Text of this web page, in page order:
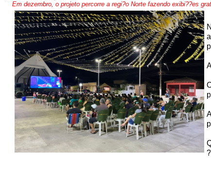
Em dezembro, o projeto percorre a regi?o Norte fazendo exibi??es